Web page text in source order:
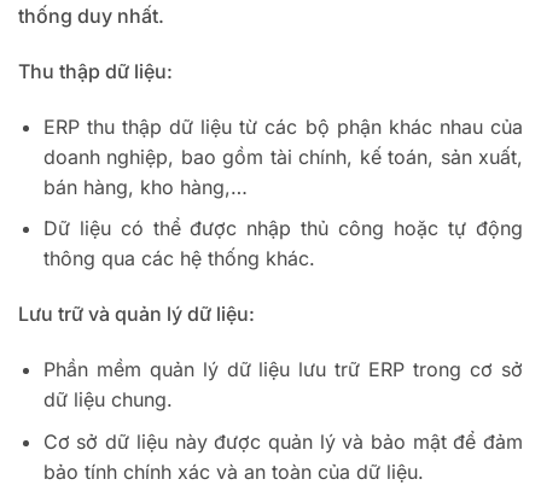
thống duy nhất.
Thu thập dữ liệu:
ERP thu thập dữ liệu từ các bộ phận khác nhau của
doanh nghiệp, bao gồm tài chính, kế toán, sản xuất,
bán hàng, kho hàng,…
Dữ liệu có thể được nhập thủ công hoặc tự động
thông qua các hệ thống khác.
Lưu trữ và quản lý dữ liệu:
Phần mềm quản lý dữ liệu lưu trữ ERP trong cơ sở
dữ liệu chung.
Cơ sở dữ liệu này được quản lý và bảo mật để đảm
bảo tính chính xác và an toàn của dữ liệu.